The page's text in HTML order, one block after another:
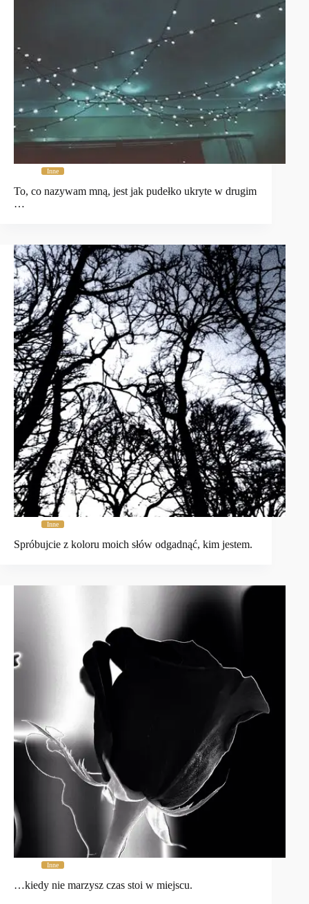
Inne
To, co nazywam mną, jest jak pudełko ukryte w drugim
…
Inne
Spróbujcie z koloru moich słów odgadnąć, kim jestem.
Inne
…kiedy nie marzysz czas stoi w miejscu.